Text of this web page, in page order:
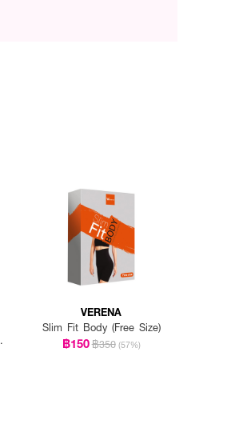
VERENA
Slim Fit Body (Free Size)
฿150฿350 (57%)